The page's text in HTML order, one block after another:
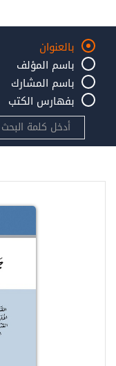
بالعنوان
باسم المؤلف
باسم المشارك
بفهارس الكتب